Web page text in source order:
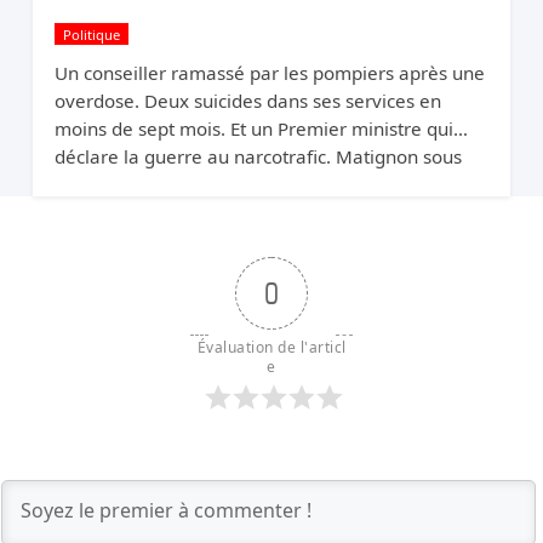
Politique
Un conseiller ramassé par les pompiers après une
overdose. Deux suicides dans ses services en
moins de sept mois. Et un Premier ministre qui
déclare la guerre au narcotrafic. Matignon sous
0
Évaluation de l'articl
e